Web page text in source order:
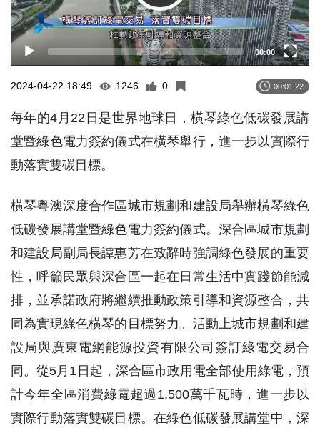
00:00
2024-04-22 18:49 1246 0 00:01:22
每年的4月22日是世界地球日，橫琴綠色低碳發展講
堂暨綠色電力簽約儀式在橫琴舉行，進一步以實際行
動落實雙碳目標。
橫琴粵澳深度合作區城市規劃和建設局舉辦橫琴綠色
低碳發展講堂暨綠色電力簽約儀式。深合區城市規劃
和建設局副局長譚惠芳在致辭時強調綠色發展的重要
性，呼籲民眾與深合區一起在日常生活中實踐節能減
排，並承諾政府將繼續推動政策引導和資源整合，共
同為實現綠色橫琴的目標努力。活動上城市規劃和建
設局與廣東電網能源投資有限公司簽訂綠電交易合
同。從5月1日起，深合區市政用電全部使用綠電，預
計今年全區消費綠電超過1,500萬千瓦時，進一步以
實際行動落實雙碳目標。在綠色低碳發展講堂中，深